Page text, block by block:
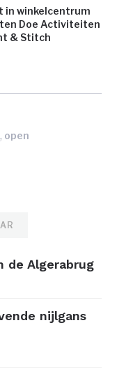
in winkelcentrum
Doe Activiteiten
& Stitch
, open
de Algerabrug
nijlgans